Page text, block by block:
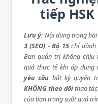
tiếp HSK
Lưu ý: Nội dung trong bài
3 (SEO) - Bộ 15chỉ dành
Ban quản trị không chịu
quả thực tế khi áp dụng
yêu cầu bất kỳ quyền
KHÔNG theo dõithao
của bạn trong suốt quá